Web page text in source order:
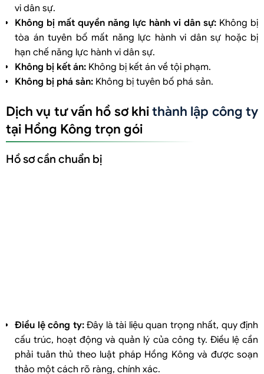
vi dân sự.
Không bị mất quyền năng lực hành vi dân sự: Không bị
tòa án tuyên bố mất năng lực hành vi dân sự hoặc bị
hạn chế năng lực hành vi dân sự.
Không bị kết án: Không bị kết án về tội phạm.
Không bị phá sản: Không bị tuyên bố phá sản.
Dịch vụ tư vấn hồ sơ khithành lập công ty
tại Hồng Kông trọn gói
Hồ sơ cần chuẩn bị
Điều lệ công ty:Đây là tài liệu quan trọng nhất, quy định
cấu trúc, hoạt động và quản lý của công ty. Điều lệ cần
phải tuân thủ theo luật pháp Hồng Kông và được soạn
thảo một cách rõ ràng, chính xác.